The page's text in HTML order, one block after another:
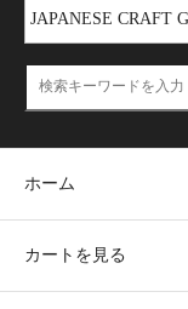
ホーム
カートを見る